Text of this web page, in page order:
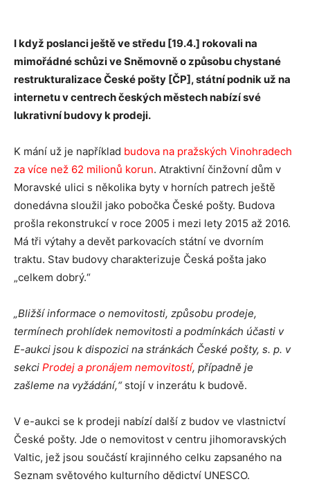
I když poslanci ještě ve středu [19.4.] rokovali na
mimořádné schůzi ve Sněmovně o způsobu chystané
restrukturalizace České pošty [ČP], státní podnik už na
internetu v centrech českých městech nabízí své
lukrativní budovy k prodeji.
K mání už je například budova na pražských Vinohradech
za více než 62 milionů korun. Atraktivní činžovní dům v
Moravské ulici s několika byty v horních patrech ještě
donedávna sloužil jako pobočka České pošty. Budova
prošla rekonstrukcí v roce 2005 i mezi lety 2015 až 2016.
Má tři výtahy a devět parkovacích státní ve dvorním
traktu. Stav budovy charakterizuje Česká pošta jako
„celkem dobrý.“
„Bližší informace o nemovitosti, způsobu prodeje,
termínech prohlídek nemovitosti a podmínkách účasti v
E-aukci jsou k dispozici na stránkách České pošty, s. p. v
sekci Prodej a pronájem nemovitostí, případně je
zašleme na vyžádání,“stojí v inzerátu k budově.
V e-aukci se k prodeji nabízí další z budov ve vlastnictví
České pošty. Jde o nemovitost v centru jihomoravských
Valtic, jež jsou součástí krajinného celku zapsaného na
Seznam světového kulturního dědictví UNESCO.